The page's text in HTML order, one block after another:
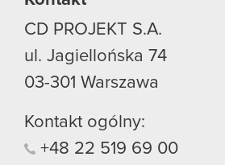
CD PROJEKT S.A.
ul. Jagiellońska 74
03-301 Warszawa
Kontakt ogólny:
+48 22 519 69 00